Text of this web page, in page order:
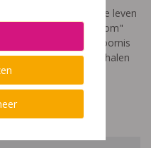
toont hoe het is om te leven
titel: "Ik heet niet dom"
van een leerstoornis
de klas. Je hoort verhalen